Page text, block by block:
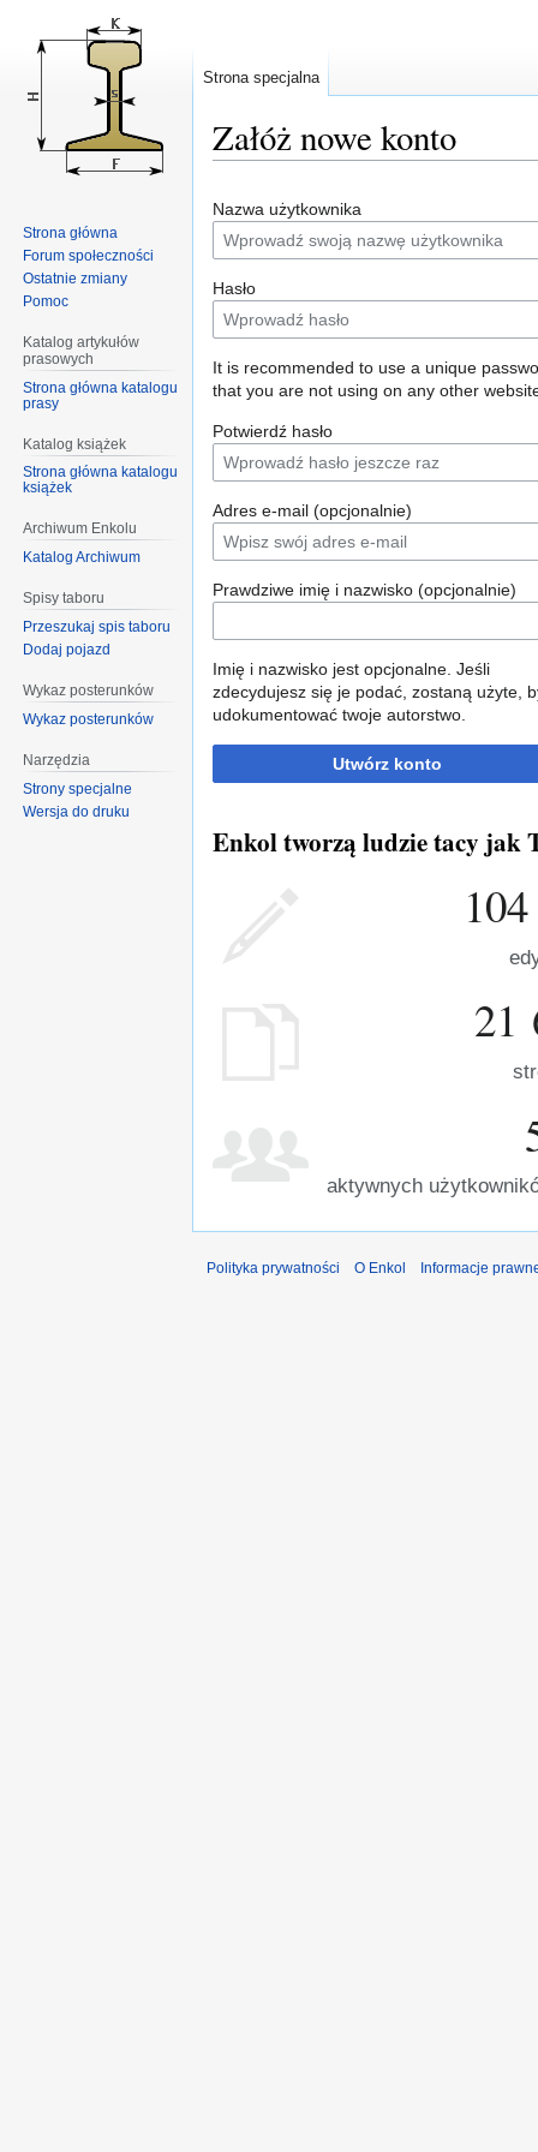
Załóż nowe konto
do
nawigacji
do
wyszukiwania
Nazwa użytkownika
Hasło
It is recommended to use a unique
that you are not using on any other
Potwierdź hasło
Adres e-mail (opcjonalnie)
Prawdziwe imię i nazwisko (opcjonalnie)
Imię i nazwisko jest opcjonalne. Jeśli
zdecydujesz się je podać, zostaną użyte,
udokumentować twoje autorstwo.
Utwórz konto
Enkol tworzą ludzie tacy jak
21
aktywnych
Strona specjalna
Strona główna
Forum społeczności
Ostatnie zmiany
Pomoc
Katalog artykułów
prasowych
Strona główna katalogu
prasy
Katalog książek
Strona główna katalogu
książek
Archiwum Enkolu
Katalog Archiwum
Spisy taboru
Przeszukaj spis taboru
Dodaj pojazd
Wykaz posterunków
Wykaz posterunków
Narzędzia
Strony specjalne
Wersja do druku
Polityka prywatności O Enkol Informacje